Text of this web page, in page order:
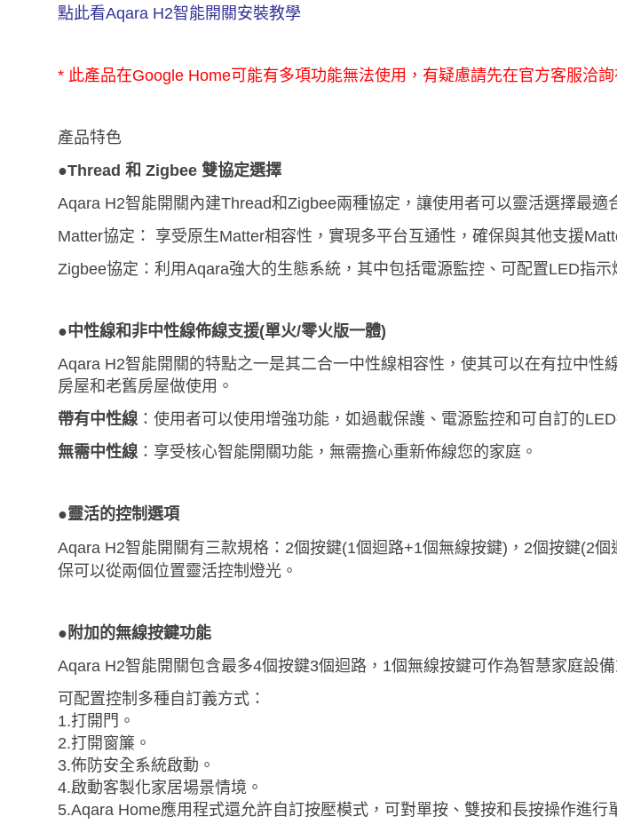
點此看Aqara H2智能開關安裝教學
* 此產品在Google Home可能有多項功能無法使用，有疑慮請先在官方客服洽詢
產品特色
●Thread 和 Zigbee 雙協定選擇
Aqara H2智能開關內建Thread和Zigbee兩種協定，讓使用者可以靈活選擇最適
Matter協定： 享受原生Matter相容性，實現多平台互通性，確保與其他支援
Zigbee協定：利用Aqara強大的生態系統，其中包括電源監控、可配置LED指
●中性線和非中性線佈線支援(單火/零火版一體)
Aqara H2智能開關的特點之一是其二合一中性線相容性，使其可以在有拉中性
房屋和老舊房屋做使用。
帶有中性線 ：使用者可以使用增強功能，如過載保護、電源監控和可自訂的LED
無需中性線 ：享受核心智能開關功能，無需擔心重新佈線您的家庭。
●靈活的控制選項
Aqara H2智能開關有三款規格： 2個按鍵(1個迴路+1個無線按鍵)，2個按鍵(2
保可以從兩個位置靈活控制燈光。
●附加的無線按鍵功能
Aqara H2智能開關包含最多4個按鍵3個迴路，1個無線按鍵可作為智慧家庭設備
可配置控制多種自訂義方式：
1.打開門。
2.打開窗簾。
3.佈防安全系統啟動。
4.啟動客製化家居場景情境。
5.Aqara Home應用程式還允許自訂按壓模式，可對單按、雙按和長按操作進行